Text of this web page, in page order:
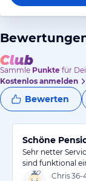
Sammle Punkte für
Kostenlos anmelden
Bewerten
Schöne
Sehr netter
sind funktional
Chris36-